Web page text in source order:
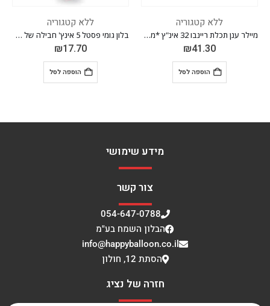
מיילר ענן תכלת ריינבו 32 אינ"ץ *מגיע בסיטונאות חבילה של 5 יח'*
ללא קטגוריה
בלון גומי פסטל 5 אינץ' חבילה של 100 יח' FLAMINGO RED 015
17.70
הוספה לסל
ללא קטגוריה
41.30
הוספה לסל
מידע שימושי
צור קשר
054-647-0788
הבלון השמח בע"מ
info@happyballoon.co.il
הסתת 12, חולון
חזרה של נציג